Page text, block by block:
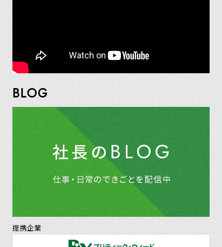
BLOG
提携企業